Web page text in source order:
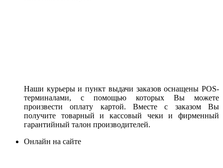
Наши курьеры и пункт выдачи заказов оснащены POS-
терминалами, с помощью которых Вы можете
произвести оплату картой. Вместе с заказом Вы
получите товарный и кассовый чеки и фирменный
гарантийный талон производителей.
Онлайн на сайте